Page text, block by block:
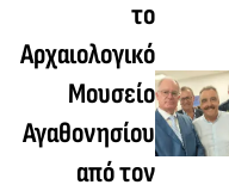
το
Αρχαιολογικό
Μουσείο
Αγαθονησίου
από τον